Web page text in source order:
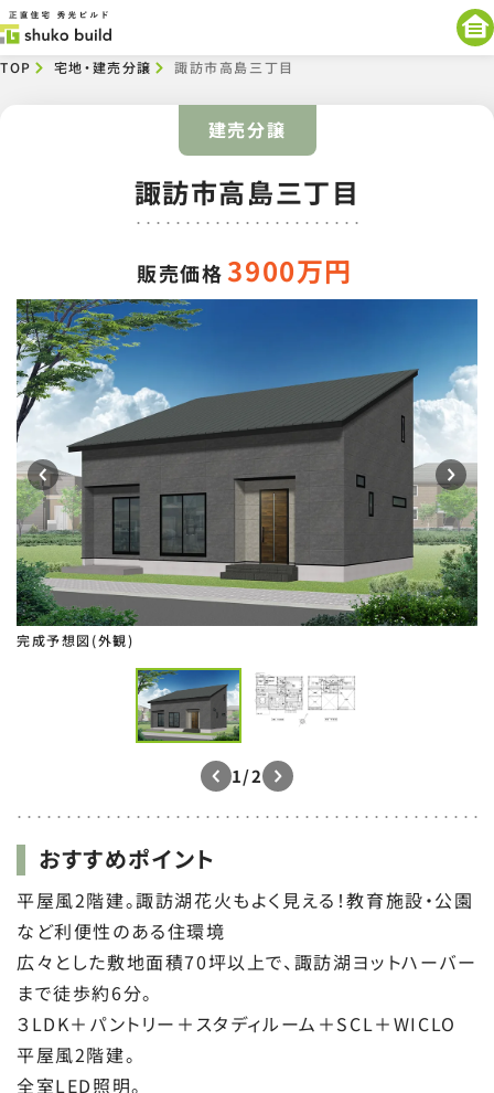
TOP 宅地・建売分譲​ 諏訪市高島三丁目
建売分譲
諏訪市高島三丁目
販売価格 3900万円
完成予想図(外観)
1/2
おすすめポイント
平屋風2階建。諏訪湖花火もよく見える！教育施設・公園
など利便性のある住環境
広々とした敷地面積70坪以上で、諏訪湖ヨットハーバー
まで徒歩約6分。
３LDK＋パントリー＋スタディルーム＋SCL＋WICLO
平屋風2階建。
全室LED照明。